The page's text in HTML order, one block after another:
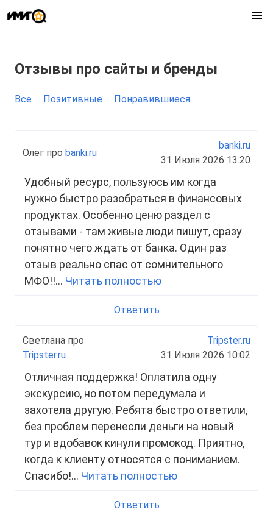
Отзывы про сайты и бренды
Все Позитивные Понравившиеся
Олег про banki.ru
banki.ru
31 Июля 2026 13:20
Удобный ресурс, пользуюсь им когда
нужно быстро разобраться в финансовых
продуктах. Особенно ценю раздел с
отзывами - там живые люди пишут, сразу
понятно чего ждать от банка. Один раз
отзыв реально спас от сомнительного
МФО!!... Читать полностью
Ответить
Светлана про
Tripster.ru
Tripster.ru
31 Июля 2026 10:02
Отличная поддержка! Оплатила одну
экскурсию, но потом передумала и
захотела другую. Ребята быстро ответили,
без проблем перенесли деньги на новый
тур и вдобавок кинули промокод. Приятно,
когда к клиенту относятся с пониманием.
Спасибо!... Читать полностью
Ответить